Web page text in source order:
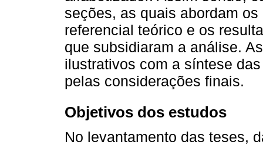
seções, as quais abordam
referencial teórico e os
que subsidiaram a análise.
ilustrativos com a síntese
pelas considerações finais.
Objetivos dos estudos
No levantamento das teses,